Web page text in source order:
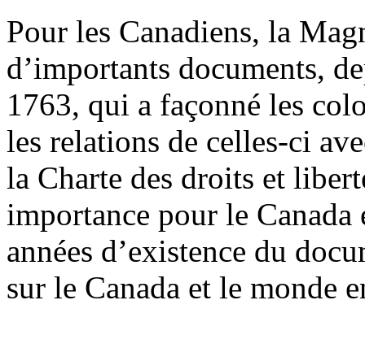
Pour les Canadiens, la
d’importants documents,
1763, qui a façonné les
les relations de celles-ci
la Charte des droits et
importance pour le
années d’existence du
sur le Canada et le monde